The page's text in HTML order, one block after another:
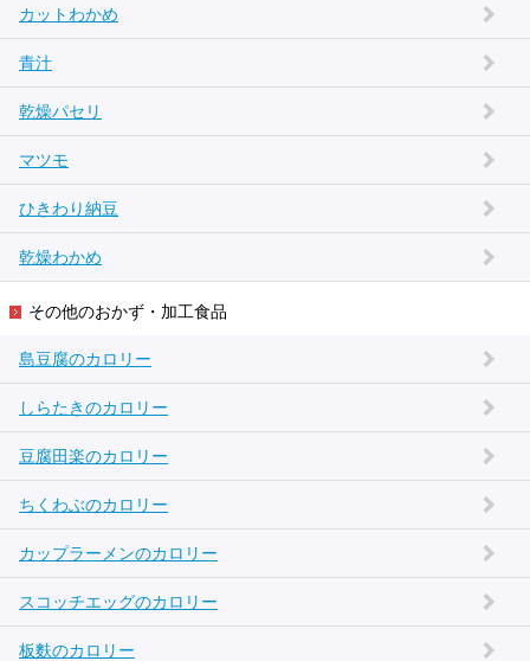
カットわかめ
青汁
乾燥パセリ
マツモ
ひきわり納豆
乾燥わかめ
その他のおかず・加工食品
島豆腐のカロリー
しらたきのカロリー
豆腐田楽のカロリー
ちくわぶのカロリー
カップラーメンのカロリー
スコッチエッグのカロリー
板麩のカロリー